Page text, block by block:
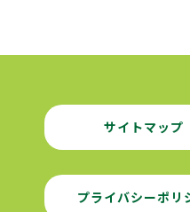
サイトマップ
プライバシーポリ